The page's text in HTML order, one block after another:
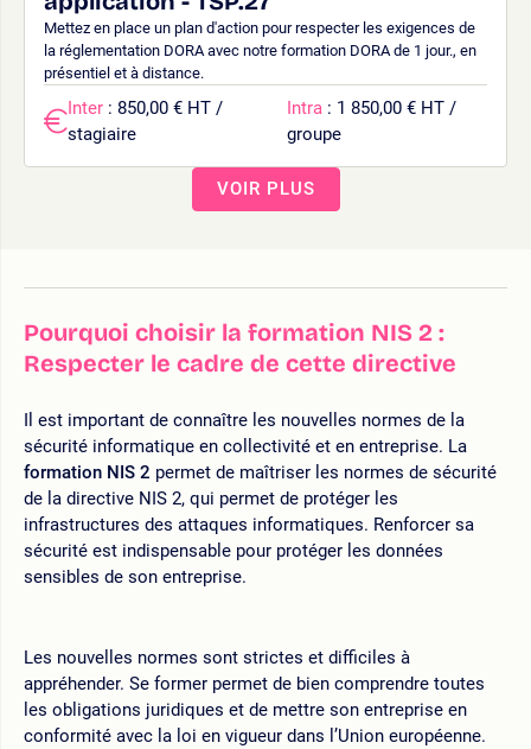
Mettez en place un plan d'action pour respecter les exigences de
la réglementation DORA avec notre formation DORA de 1 jour., en
présentiel et à distance.
Inter : 850,00 € HT /
stagiaire
Intra : 1 850,00 € HT /
groupe
VOIR PLUS
Pourquoi choisir la formation NIS 2 :
Respecter le cadre de cette directive
Il est important de connaître les nouvelles normes de la
sécurité informatique en collectivité et en entreprise. La
formation NIS 2 permet de maîtriser les normes de sécurité
de la directive NIS 2, qui permet de protéger les
infrastructures des attaques informatiques. Renforcer sa
sécurité est indispensable pour protéger les données
sensibles de son entreprise.
Les nouvelles normes sont strictes et difficiles à
appréhender. Se former permet de bien comprendre toutes
les obligations juridiques et de mettre son entreprise en
conformité avec la loi en vigueur dans l’Union européenne.